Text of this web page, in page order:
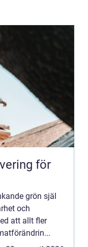
för
grön själ
och
att allt fler